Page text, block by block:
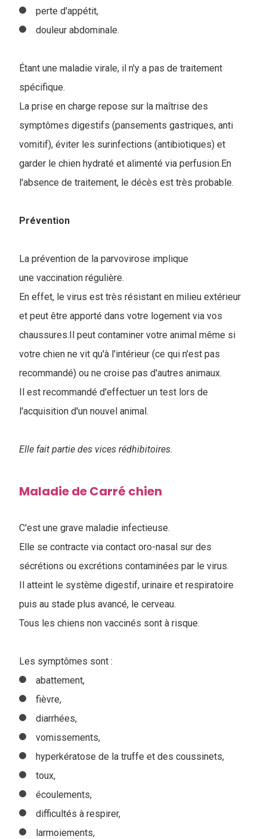
perte d'appétit,
douleur abdominale.
Étant une maladie virale, il n'y a pas de traitement
spécifique.
La prise en charge repose sur la maîtrise des
symptômes digestifs (pansements gastriques, anti
vomitif), éviter les surinfections (antibiotiques) et
garder le chien hydraté et alimenté via perfusion.En
l'absence de traitement, le décès est très probable.
Prévention
La prévention de la parvovirose implique
une vaccination régulière.
En effet, le virus est très résistant en milieu extérieur
et peut être apporté dans votre logement via vos
chaussures.Il peut contaminer votre animal même si
votre chien ne vit qu'à l'intérieur (ce qui n'est pas
recommandé) ou ne croise pas d'autres animaux.
Il est recommandé d'effectuer un test lors de
l'acquisition d'un nouvel animal.
Elle fait partie des vices rédhibitoires.
Maladie de Carré chien
C'est une grave maladie infectieuse.
Elle se contracte via contact oro-nasal sur des
sécrétions ou excrétions contaminées par le virus.
Il atteint le système digestif, urinaire et respiratoire
puis au stade plus avancé, le cerveau.
Tous les chiens non vaccinés sont à risque.
Les symptômes sont :
abattement,
fièvre,
diarrhées,
vomissements,
hyperkératose de la truffe et des coussinets,
toux,
écoulements,
difficultés à respirer,
larmoiements,